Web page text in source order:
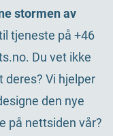
stormen av
tjeneste på +46
Du vet ikke
deres? Vi hjelper
den nye
på nettsiden vår?